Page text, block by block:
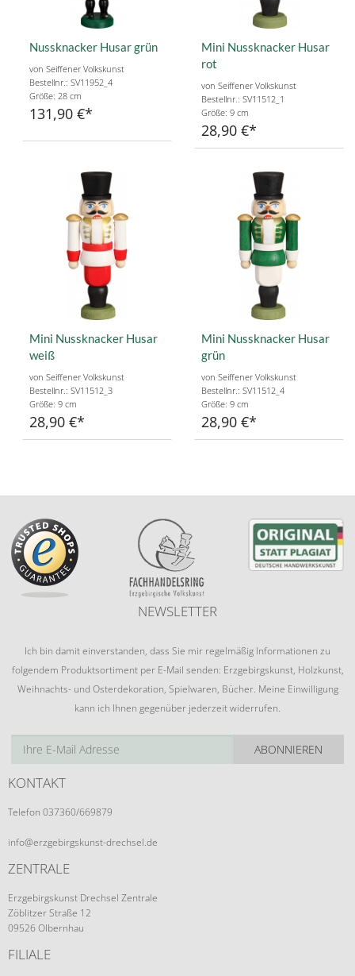
Nussknacker Husar grün
von Seiffener Volkskunst
Bestellnr.: SV11952_4
Größe: 28 cm
131,90 €
Mini Nussknacker Husar
rot
von Seiffener Volkskunst
Bestellnr.: SV11512_1
Größe: 9 cm
28,90 €
Mini Nussknacker Husar
weiß
von Seiffener Volkskunst
Bestellnr.: SV11512_3
Größe: 9 cm
28,90 €
Mini Nussknacker Husar
grün
von Seiffener Volkskunst
Bestellnr.: SV11512_4
Größe: 9 cm
28,90 €
NEWSLETTER
Ich bin damit einverstanden, dass Sie mir regelmäßig Informationen zu
folgendem Produktsortiment per E-Mail senden: Erzgebirgskunst, Holzkunst,
Weihnachts- und Osterdekoration, Spielwaren, Bücher. Meine Einwilligung
kann ich Ihnen gegenüber jederzeit widerrufen.
ABONNIEREN
KONTAKT
Telefon 037360/669879
info@erzgebirgskunst-drechsel.de
ZENTRALE
Erzgebirgskunst Drechsel Zentrale
Zöblitzer Straße 12
09526 Olbernhau
FILIALE